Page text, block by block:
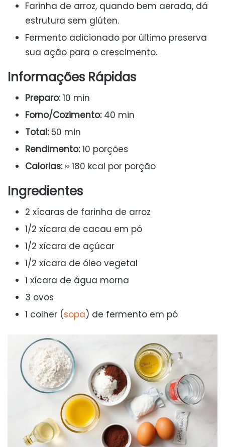
Farinha de arroz, quando bem aerada, dá
estrutura sem glúten.
Fermento adicionado por último preserva
sua ação para o crescimento.
Informações Rápidas
Preparo:10 min
Forno/Cozimento:40 min
Total:50 min
Rendimento:10 porções
Calorias:≈ 180 kcal por porção
Ingredientes
2 xícaras de farinha de arroz
1/2 xícara de cacau em pó
1/2 xícara de açúcar
1/2 xícara de óleo vegetal
1 xícara de água morna
3 ovos
1 colher (sopa) de fermento em pó